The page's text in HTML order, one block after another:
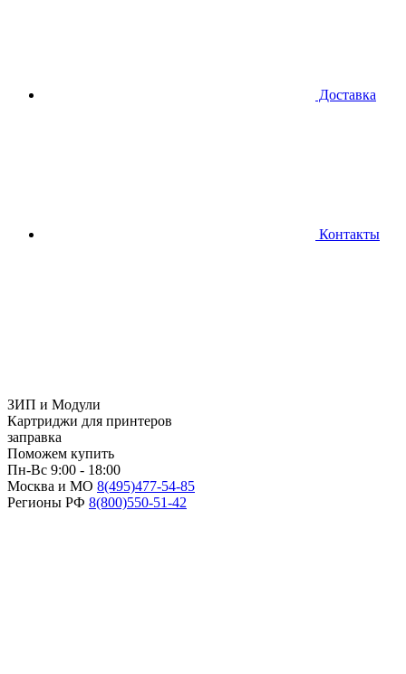
Доставка
Контакты
ЗИП и Модули
Картриджи для принтеров
заправка
Поможем купить
Пн-Вс 9:00 - 18:00
Москва и МО 8(495)477-54-85
Регионы РФ 8(800)550-51-42